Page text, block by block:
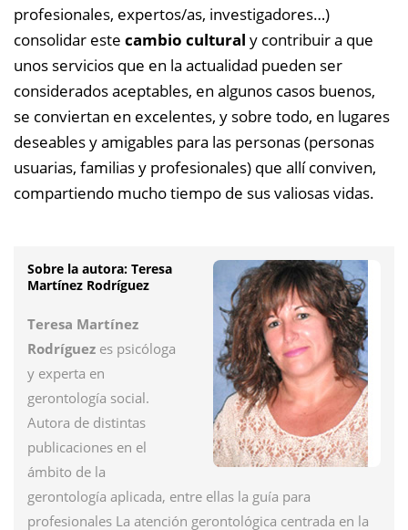
profesionales, expertos/as, investigadores…)
consolidar este cambio cultural y contribuir a que
unos servicios que en la actualidad pueden ser
considerados aceptables, en algunos casos buenos,
se conviertan en excelentes, y sobre todo, en lugares
deseables y amigables para las personas (personas
usuarias, familias y profesionales) que allí conviven,
compartiendo mucho tiempo de sus valiosas vidas.
Sobre la autora: Teresa
Martínez Rodríguez
Teresa Martínez
Rodríguez es psicóloga
y experta en
gerontología social.
Autora de distintas
publicaciones en el
ámbito de la
gerontología aplicada, entre ellas la guía para
profesionales La atención gerontológica centrada en la